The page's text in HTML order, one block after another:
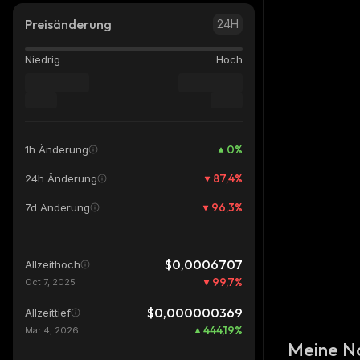
Preisänderung 24H
Niedrig Hoch
1h Änderung 0%
24h Änderung 87,4%
7d Änderung 96,3%
Allzeithoch $0,0006707
Oct 7, 2025 99,7%
Allzeittief $0,000000369
Mar 4, 2026 444,19%
Meine